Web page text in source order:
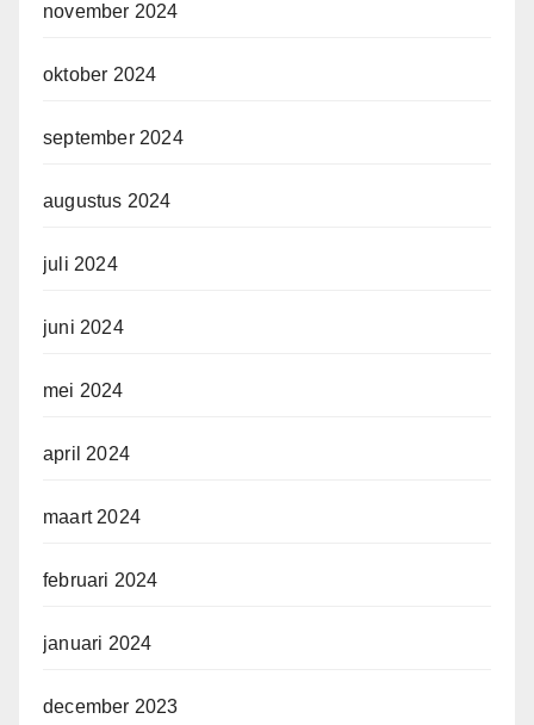
november 2024
oktober 2024
september 2024
augustus 2024
juli 2024
juni 2024
mei 2024
april 2024
maart 2024
februari 2024
januari 2024
december 2023